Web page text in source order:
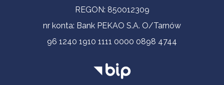
REGON: 850012309
nr konta: Bank PEKAO S.A. O/Tarnów
96 1240 1910 1111 0000 0898 4744